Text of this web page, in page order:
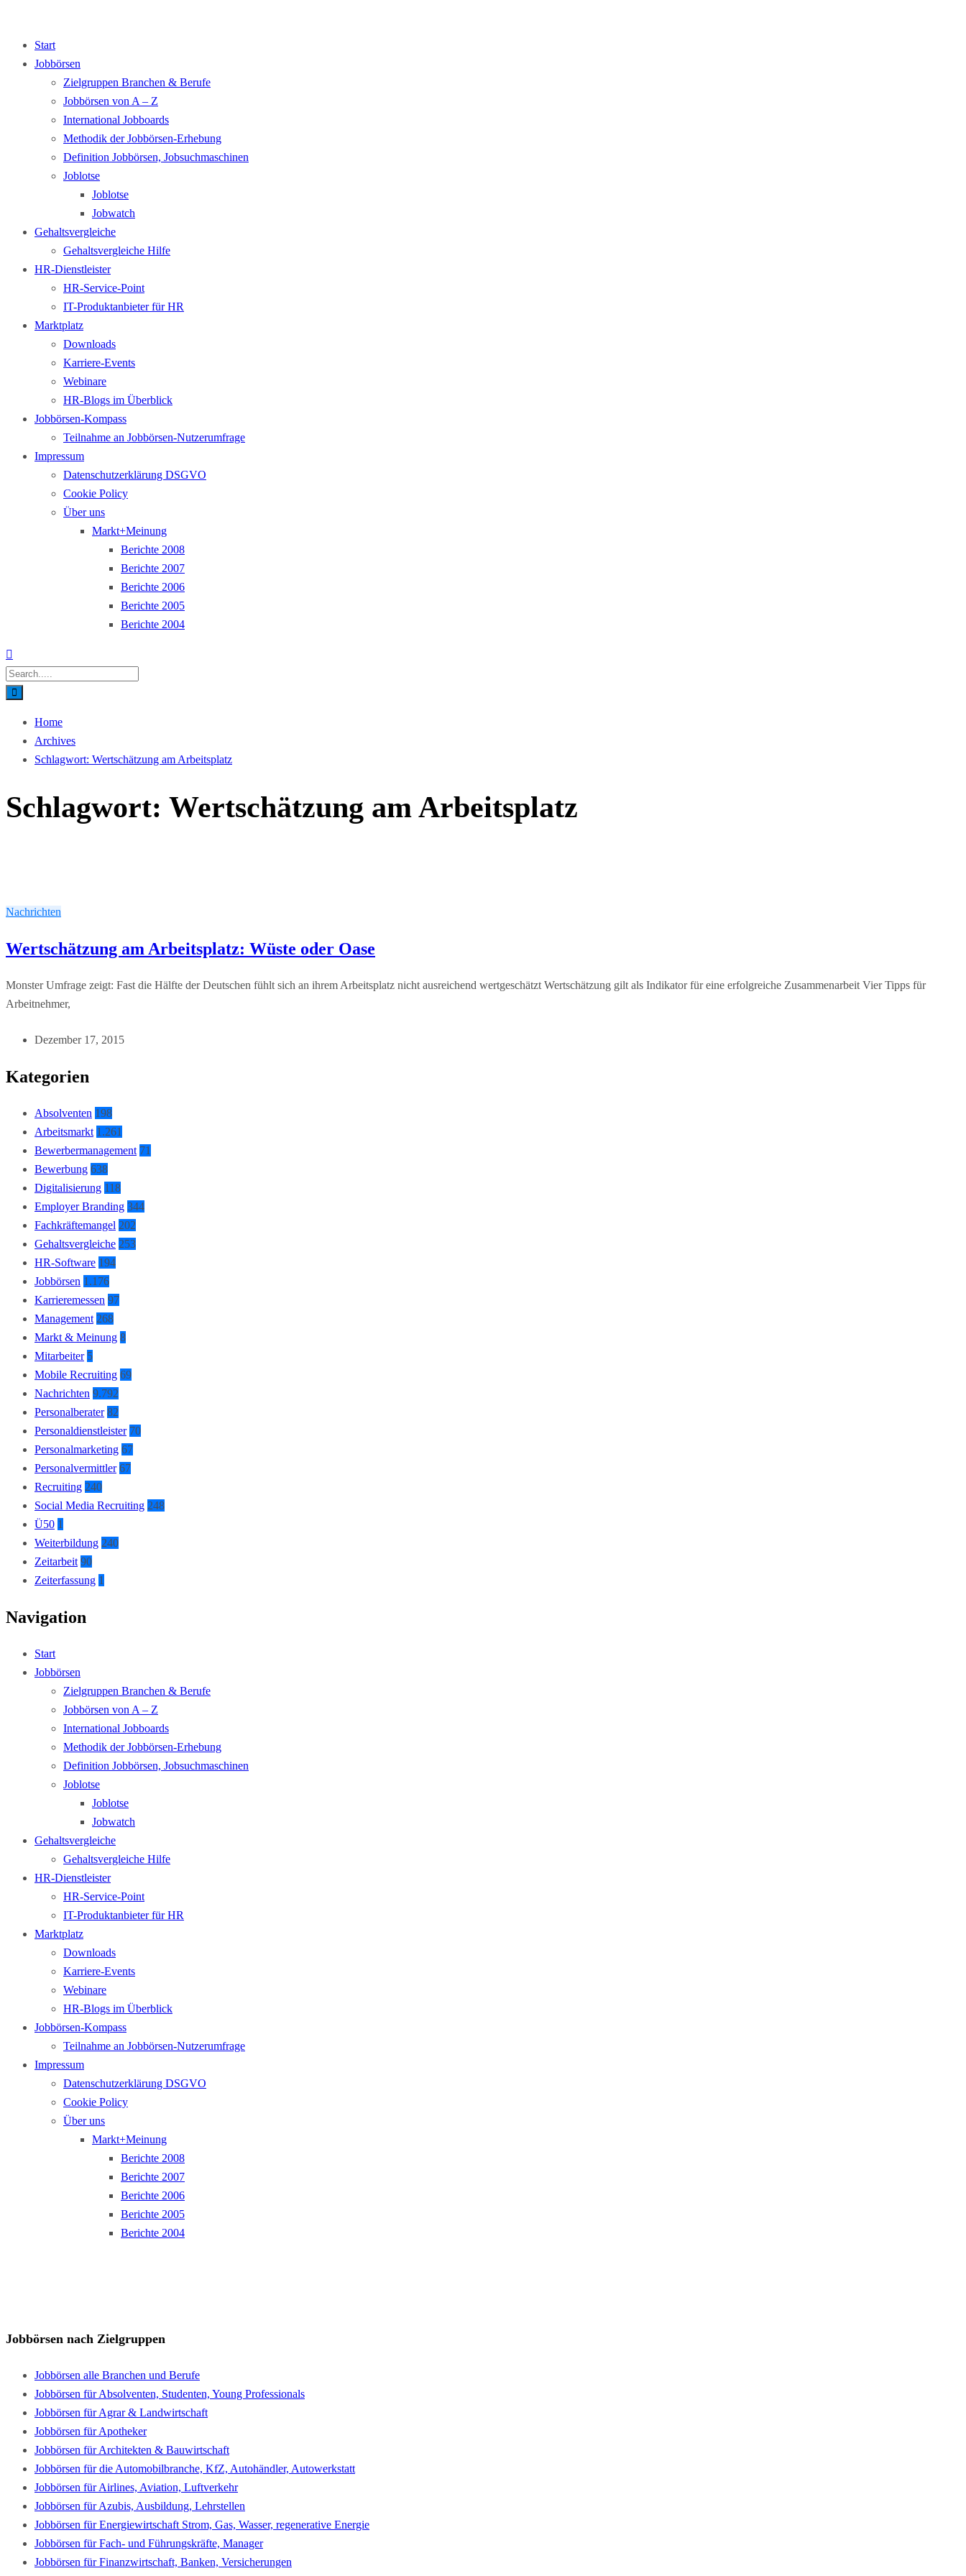
Start
Jobbörsen
Zielgruppen Branchen & Berufe
Jobbörsen von A – Z
International Jobboards
Methodik der Jobbörsen-Erhebung
Definition Jobbörsen, Jobsuchmaschinen
Joblotse
Joblotse
Jobwatch
Gehaltsvergleiche
Gehaltsvergleiche Hilfe
HR-Dienstleister
HR-Service-Point
IT-Produktanbieter für HR
Marktplatz
Downloads
Karriere-Events
Webinare
HR-Blogs im Überblick
Jobbörsen-Kompass
Teilnahme an Jobbörsen-Nutzerumfrage
Impressum
Datenschutzerklärung DSGVO
Cookie Policy
Über uns
Markt+Meinung
Berichte 2008
Berichte 2007
Berichte 2006
Berichte 2005
Berichte 2004
Home
Archives
Schlagwort: Wertschätzung am Arbeitsplatz
Schlagwort: Wertschätzung am Arbeitsplatz
Nachrichten
Wertschätzung am Arbeitsplatz: Wüste oder Oase
Monster Umfrage zeigt: Fast die Hälfte der Deutschen fühlt sich an ihrem Arbeitsplatz nicht ausreichend wertgeschätzt Wertschätzung gilt als Indikator für eine erfolgreiche Zusammenarbeit Vier Tipps für
Arbeitnehmer,
Dezember 17, 2015
Kategorien
Absolventen 198
Arbeitsmarkt 1.261
Bewerbermanagement 71
Bewerbung 638
Digitalisierung 118
Employer Branding 344
Fachkräftemangel 202
Gehaltsvergleiche 253
HR-Software 194
Jobbörsen 1.176
Karrieremessen 97
Management 268
Markt & Meinung 8
Mitarbeiter 5
Mobile Recruiting 69
Nachrichten 9.792
Personalberater 82
Personaldienstleister 70
Personalmarketing 67
Personalvermittler 67
Recruiting 240
Social Media Recruiting 248
Ü50 1
Weiterbildung 240
Zeitarbeit 90
Zeiterfassung 1
Navigation
Start
Jobbörsen
Zielgruppen Branchen & Berufe
Jobbörsen von A – Z
International Jobboards
Methodik der Jobbörsen-Erhebung
Definition Jobbörsen, Jobsuchmaschinen
Joblotse
Joblotse
Jobwatch
Gehaltsvergleiche
Gehaltsvergleiche Hilfe
HR-Dienstleister
HR-Service-Point
IT-Produktanbieter für HR
Marktplatz
Downloads
Karriere-Events
Webinare
HR-Blogs im Überblick
Jobbörsen-Kompass
Teilnahme an Jobbörsen-Nutzerumfrage
Impressum
Datenschutzerklärung DSGVO
Cookie Policy
Über uns
Markt+Meinung
Berichte 2008
Berichte 2007
Berichte 2006
Berichte 2005
Berichte 2004
Jobbörsen nach Zielgruppen
Jobbörsen alle Branchen und Berufe
Jobbörsen für Absolventen, Studenten, Young Professionals
Jobbörsen für Agrar & Landwirtschaft
Jobbörsen für Apotheker
Jobbörsen für Architekten & Bauwirtschaft
Jobbörsen für die Automobilbranche, KfZ, Autohändler, Autowerkstatt
Jobbörsen für Airlines, Aviation, Luftverkehr
Jobbörsen für Azubis, Ausbildung, Lehrstellen
Jobbörsen für Energiewirtschaft Strom, Gas, Wasser, regenerative Energie
Jobbörsen für Fach- und Führungskräfte, Manager
Jobbörsen für Finanzwirtschaft, Banken, Versicherungen